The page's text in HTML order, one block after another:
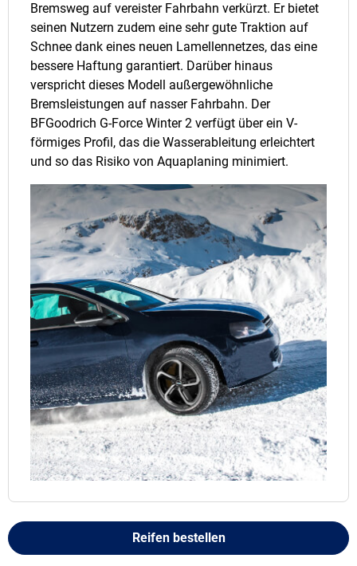
Bremsweg auf vereister Fahrbahn verkürzt. Er bietet
seinen Nutzern zudem eine sehr gute Traktion auf
Schnee dank eines neuen Lamellennetzes, das eine
bessere Haftung garantiert. Darüber hinaus
verspricht dieses Modell außergewöhnliche
Bremsleistungen auf nasser Fahrbahn. Der
BFGoodrich G-Force Winter 2 verfügt über ein V-
förmiges Profil, das die Wasserableitung erleichtert
und so das Risiko von Aquaplaning minimiert.
Reifen bestellen